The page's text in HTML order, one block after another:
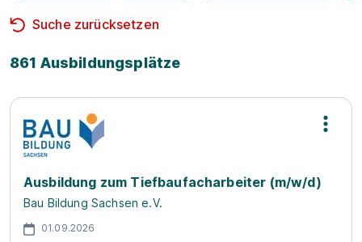
Suche zurücksetzen
861 Ausbildungsplätze
Ausbildung zum Tiefbaufacharbeiter (m/w/d)
Bau Bildung Sachsen e.V.
01.09.2026